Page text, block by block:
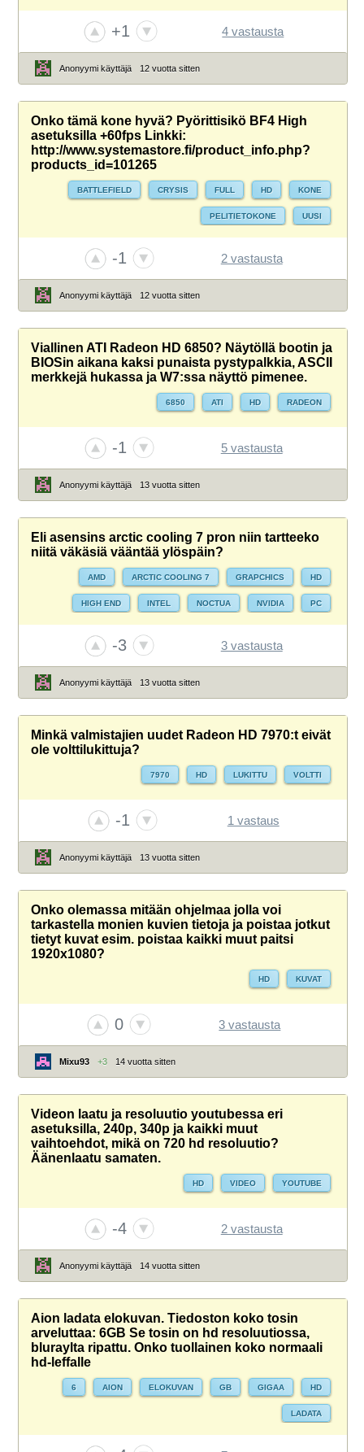
+1 4 vastausta
Anonyymi käyttäjä 12 vuotta sitten
Onko tämä kone hyvä? Pyörittisikö BF4 High
asetuksilla +60fps Linkki:
http://www.systemastore.fi/product_info.php?
products_id=101265
BATTLEFIELD CRYSIS FULL HD KONE
PELITIETOKONE UUSI
-1 2 vastausta
Anonyymi käyttäjä 12 vuotta sitten
Viallinen ATI Radeon HD 6850? Näytöllä bootin ja
BIOSin aikana kaksi punaista pystypalkkia, ASCII
merkkejä hukassa ja W7:ssa näyttö pimenee.
6850 ATI HD RADEON
-1 5 vastausta
Anonyymi käyttäjä 13 vuotta sitten
Eli asensins arctic cooling 7 pron niin tartteeko
niitä väkäsiä vääntää ylöspäin?
AMD ARCTIC COOLING 7 GRAPCHICS HD
HIGH END INTEL NOCTUA NVIDIA PC
-3 3 vastausta
Anonyymi käyttäjä 13 vuotta sitten
Minkä valmistajien uudet Radeon HD 7970:t eivät
ole volttilukittuja?
7970 HD LUKITTU VOLTTI
-1 1 vastaus
Anonyymi käyttäjä 13 vuotta sitten
Onko olemassa mitään ohjelmaa jolla voi
tarkastella monien kuvien tietoja ja poistaa jotkut
tietyt kuvat esim. poistaa kaikki muut paitsi
1920x1080?
HD KUVAT
0 3 vastausta
Mixu93 +3 14 vuotta sitten
Videon laatu ja resoluutio youtubessa eri
asetuksilla, 240p, 340p ja kaikki muut
vaihtoehdot, mikä on 720 hd resoluutio?
Äänenlaatu samaten.
HD VIDEO YOUTUBE
-4 2 vastausta
Anonyymi käyttäjä 14 vuotta sitten
Aion ladata elokuvan. Tiedoston koko tosin
arveluttaa: 6GB Se tosin on hd resoluutiossa,
bluraylta ripattu. Onko tuollainen koko normaali
hd-leffalle
6 AION ELOKUVAN GB GIGAA HD
LADATA